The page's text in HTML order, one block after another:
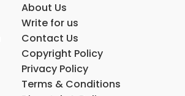
About Us
Write for us
Contact Us
Copyright Policy
Privacy Policy
Terms & Conditions